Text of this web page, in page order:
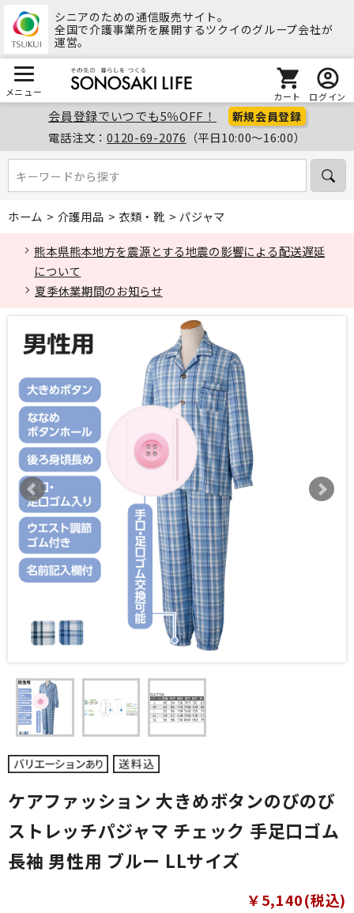
シニアのための通信販売サイト。
全国で介護事業所を展開するツクイのグループ会社が
運営。
メニュー カート ログイン
会員登録でいつでも5％OFF！ 新規会員登録
電話注文：0120-69-2076 （平日10:00～16:00）
キーワードから探す
キーワードから探す
ホーム > 介護用品 > 衣類・靴 > パジャマ
熊本県熊本地方を震源とする地震の影響による配送遅延
について
夏季休業期間のお知らせ
ケアファッション 大きめボタンのびのび
ストレッチパジャマ チェック 手足口ゴム
長袖 男性用 ブルー LLサイズ
￥5,140(税込)